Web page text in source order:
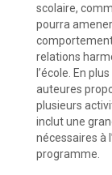
scolaire,
pourra
relations
l’école. En
auteures
plusieurs
inclut une
nécessaires à
programme.